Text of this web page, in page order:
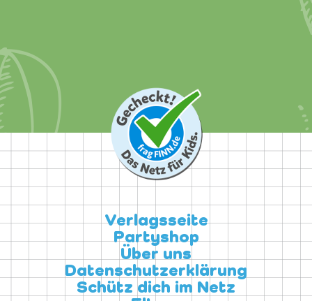
Verlagsseite
Partyshop
Über uns
Datenschutzerklärung
Schütz dich im Netz